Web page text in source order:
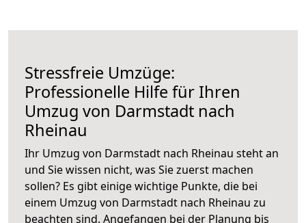
Stressfreie Umzüge:
Professionelle Hilfe für Ihren
Umzug von Darmstadt nach
Rheinau
Ihr Umzug von Darmstadt nach Rheinau steht an
und Sie wissen nicht, was Sie zuerst machen
sollen? Es gibt einige wichtige Punkte, die bei
einem Umzug von Darmstadt nach Rheinau zu
beachten sind. Angefangen bei der Planung bis